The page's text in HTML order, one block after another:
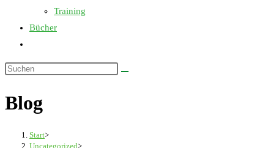
Training
Bücher
umschalten
Diese
durchsuchen
Blog
Start>
Uncategorized>